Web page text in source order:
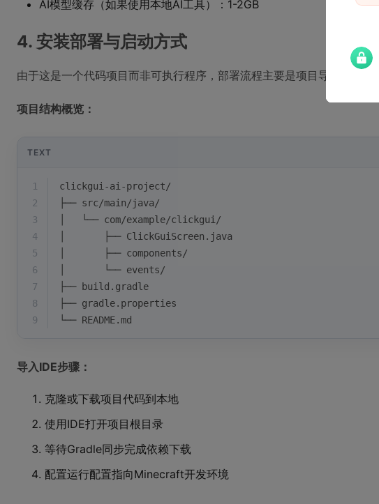
AI模型缓存（如果使用本地AI工具）：1-2GB
4. 安装部署与启动方式
由于这是一个代码项目而非可执行程序，部署流程主要是项目导入和构建：
项目结构概览：
TEXT
1
clickgui-ai-project/
2
├── src/main/java/
3
│   └── com/example/clickgui/
4
│       ├── ClickGuiScreen.java
5
│       ├── components/
6
│       └── events/
7
├── build.gradle
8
├── gradle.properties
9
└── README.md
导入IDE步骤：
克隆或下载项目代码到本地
使用IDE打开项目根目录
等待Gradle同步完成依赖下载
配置运行配置指向Minecraft开发环境